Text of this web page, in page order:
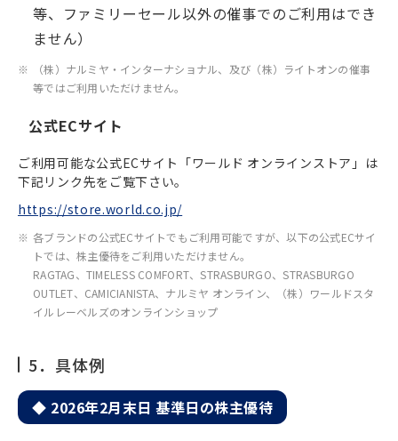
等、ファミリーセール以外の催事でのご利用はでき
ません）
（株）ナルミヤ・インターナショナル、及び（株）ライトオンの催事
等ではご利用いただけません。
公式ECサイト
ご利用可能な公式ECサイト「ワールド オンラインストア」は
下記リンク先をご覧下さい。
https://store.world.co.jp/
各ブランドの公式ECサイトでもご利用可能ですが、以下の公式ECサイ
トでは、株主優待をご利用いただけません。
RAGTAG、TIMELESS COMFORT、STRASBURGO、STRASBURGO
OUTLET、CAMICIANISTA、ナルミヤ オンライン、（株）ワールドスタ
イルレーベルズのオンラインショップ
5．具体例
◆ 2026年2月末日 基準日の株主優待